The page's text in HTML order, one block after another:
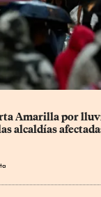
Amarilla por
alcaldías